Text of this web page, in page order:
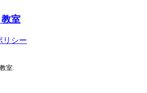
リシー
室.